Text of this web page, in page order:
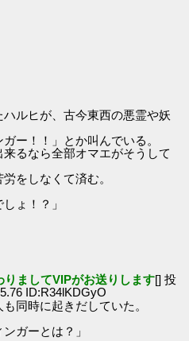
ルヒが、古今東西の悪霊や妖
ー！！」とか叫んでいる。
るなら全部オマエがそうして
をしなくて済む。
ょ！？」
りましてVIPがお送りします[] 投
ID:R34lKDGyO
同時に起きだしていた。
ガーとは？」